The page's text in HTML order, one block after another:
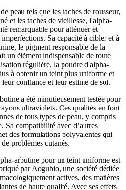
peau tels que les taches de rousseur,
et les taches de vieillesse, l'alpha-
remarquable pour atténuer et
Sa capacité à cibler et à
le pigment responsable de la
un élément indispensable de toute
régulière, la poudre d'alpha-
à obtenir un teint plus uniforme et
confiance et leur estime de soi.
a été minutieusement testée pour
ultraviolets. Ces qualités en font
de tous types de peau, y compris
Sa compatibilité avec d’autres
des formulations polyvalentes qui
problèmes cutanés.
arbutine pour un teint uniforme est
par Aogubio, une société dédiée
actives, des matières
de haute qualité. Avec ses effets